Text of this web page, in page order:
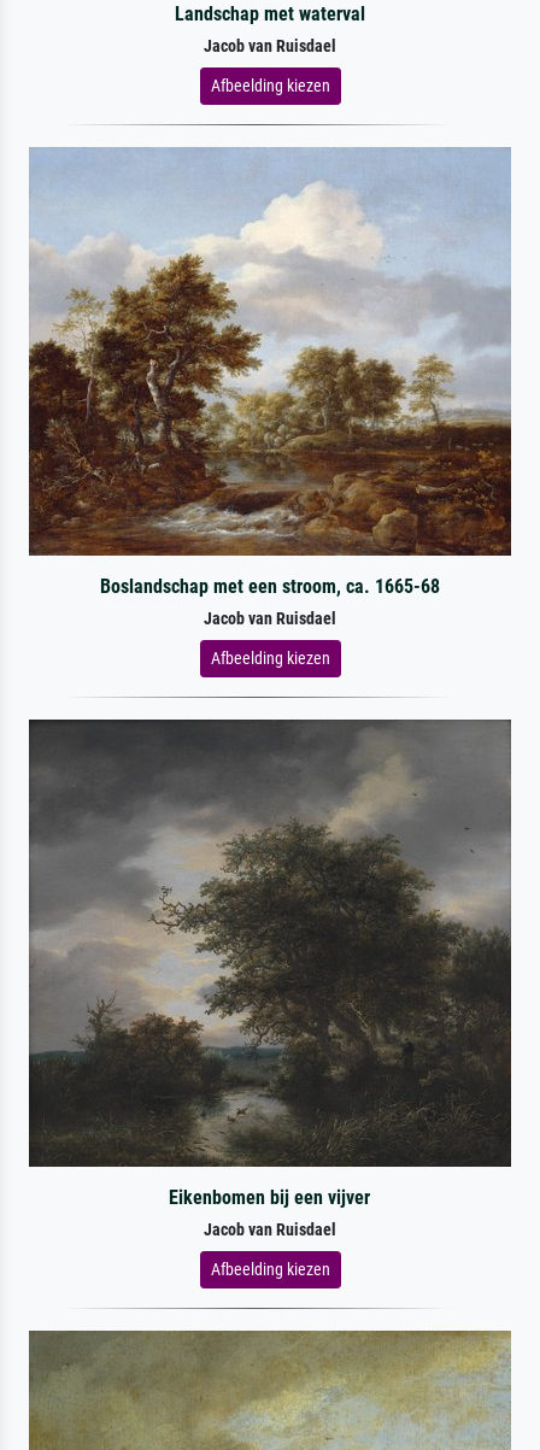
Landschap met waterval
Jacob van Ruisdael
Afbeelding kiezen
Boslandschap met een stroom, ca. 1665-68
Jacob van Ruisdael
Afbeelding kiezen
Eikenbomen bij een vijver
Jacob van Ruisdael
Afbeelding kiezen